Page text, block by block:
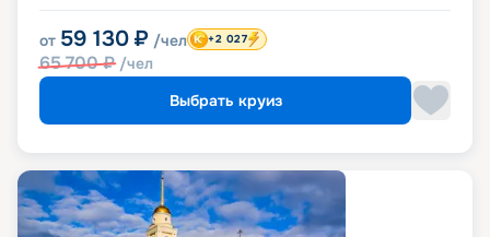
от 59 130 ₽ /чел
65 700₽ /чел
+2 027
Выбрать круиз